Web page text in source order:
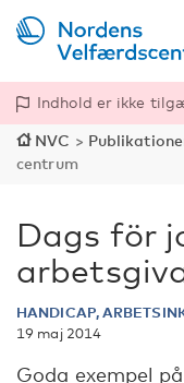
Indhold er ikke
NVC >
centrum
Dags för
HANDICAP,
19 maj 2014
Goda exempel